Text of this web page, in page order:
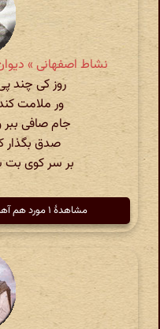
نشاط اصفهانی » دیوان
روز کی چند
ور ملامت
جام صافی
صدق بگذار
بر سر کوی
مشاهدهٔ ۱ مورد هم آهنگ دیگر از نشاط اصفهانی